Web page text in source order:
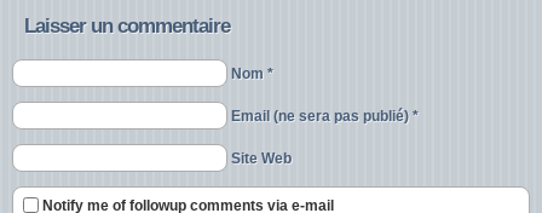
Laisser un commentaire
Nom *
Email (ne sera pas publié) *
Site Web
Notify me of followup comments via e-mail